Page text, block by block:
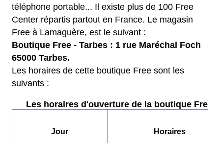
téléphone portable... Il existe plus de 100 Free
Center répartis partout en France. Le magasin
Free à Lamaguère, est le suivant :
Boutique Free - Tarbes : 1 rue Maréchal Foch
65000 Tarbes.
Les horaires de cette boutique Free sont les
suivants :
Les horaires d'ouverture de la boutique Free :
Jour Horaires